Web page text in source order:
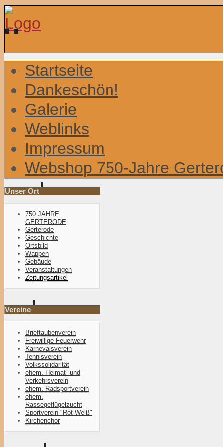
Startseite
Dankeschön!
Galerie
Weblinks
Impressum
Webshop 750-Jahre
Unser Ort
750 JAHRE
GERTERODE
Gerterode
Geschichte
Ortsbild
Wappen
Gebäude
Veranstaltungen
Zeitungsartikel
Vereine
Brieftaubenverein
Freiwillige Feuerwehr
Karnevalsverein
Tennisverein
Volkssolidarität
ehem. Heimat- und
Verkehrsverein
ehem. Radsportverein
ehem.
Rassegeflügelzucht
Sportverein "Rot-Weiß"
Kirchenchor